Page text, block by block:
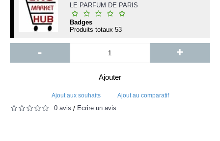
LE PARFUM DE PARIS
Badges
Produits totaux 53
- +
Ajouter
Ajout aux souhaits Ajout au comparatif
0 avis / Écrire un avis